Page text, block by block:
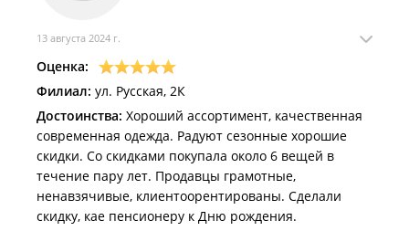
13 августа 2024 г.
Оценка:
Филиал: ул. Русская, 2К
Достоинства: Хороший ассортимент, качественная
современная одежда. Радуют сезонные хорошие
скидки. Со скидками покупала около 6 вещей в
течение пару лет. Продавцы грамотные,
ненавзячивые, клиентоорентированы. Сделали
скидку, кае пенсионеру к Дню рождения.